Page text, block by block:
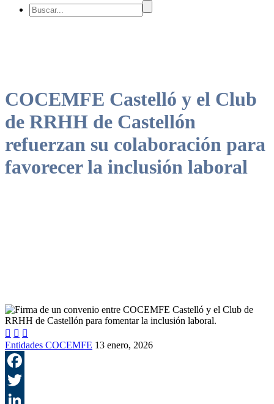
COCEMFE Castelló y el Club
de RRHH de Castellón
refuerzan su colaboración para
favorecer la inclusión laboral
  
Entidades COCEMFE 13 enero, 2026